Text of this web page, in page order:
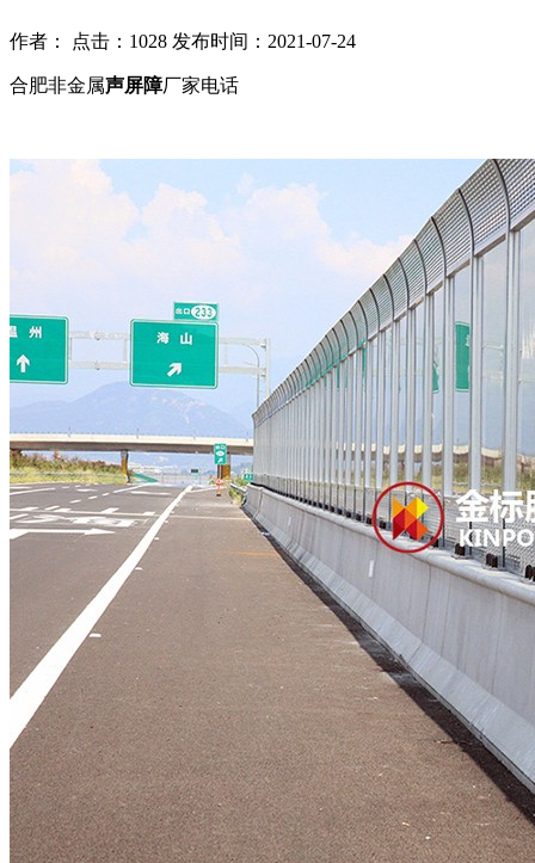
作者： 点击：1028 发布时间：2021-07-24
合肥非金属声屏障厂家电话